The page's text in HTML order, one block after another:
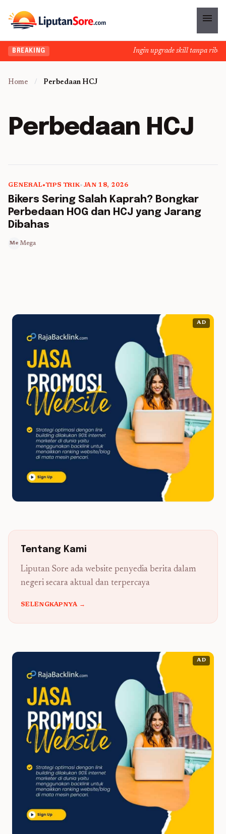
menu
BREAKING Ingin upgrade skill tanpa ribet?
Home / Perbedaan HCJ
Perbedaan HCJ
5 min read
GENERAL•TIPS TRIK• JAN 18, 2026
Bikers Sering Salah Kaprah? Bongkar
Perbedaan HOG dan HCJ yang Jarang
Dibahas
Me Mega
AD
Tentang Kami
Liputan Sore ada website penyedia berita dalam
negeri secara aktual dan terpercaya
SELENGKAPNYA →
AD